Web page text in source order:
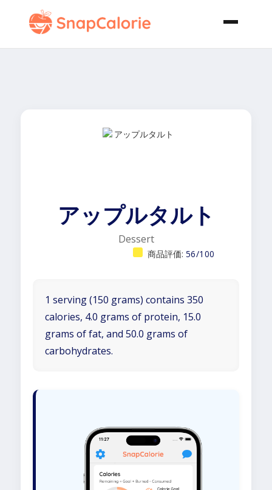
アップルタルト
Dessert
商品評価: 56/100
1 serving (150 grams) contains 350
calories, 4.0 grams of protein, 15.0
grams of fat, and 50.0 grams of
carbohydrates.